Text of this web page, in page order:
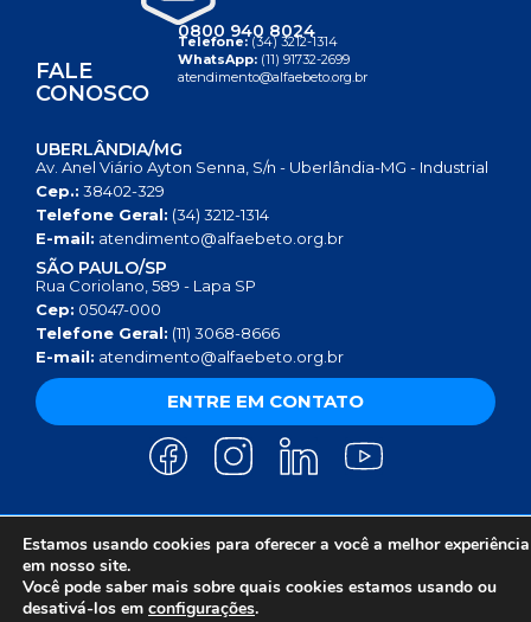
FALE
CONOSCO
0800 940 8024
Telefone:(34) 3212-1314
WhatsApp: (11) 91732-2699
atendimento@alfaebeto.org.br
UBERLÂNDIA/MG
Av. Anel Viário Ayton Senna, S/n - Uberlândia-MG - Industrial
Cep.: 38402-329
Telefone Geral: (34) 3212-1314
E-mail: atendimento@alfaebeto.org.br
SÃO PAULO/SP
Rua Coriolano, 589 - Lapa SP
Cep: 05047-000
Telefone Geral: (11) 3068-8666
E-mail: atendimento@alfaebeto.org.br
ENTRE EM CONTATO
AVISO DE PRIVACIDADE POLÍTICA DE PRIVACIDADE
AVISO SOBRE COOKIES
COPYRIGHT 2025 © INSTITUTO ALFA E BETO - 08.458.084/0001-13
Estamos usando cookies para oferecer a você a melhor experiência
em nosso site.
Você pode saber mais sobre quais cookies estamos usando ou
desativá-los em configurações.